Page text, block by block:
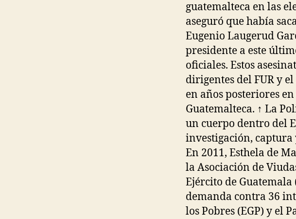
guatemalteca en las
aseguró que había
Eugenio Laugerud
presidente a este
oficiales. Estos
dirigentes del FUR y
en años posteriores
Guatemalteca. ↑ La
un cuerpo dentro del
investigación, captura
En 2011, Esthela de
la Asociación de
Ejército de Guatemala
demanda contra 36
los Pobres (EGP) y el